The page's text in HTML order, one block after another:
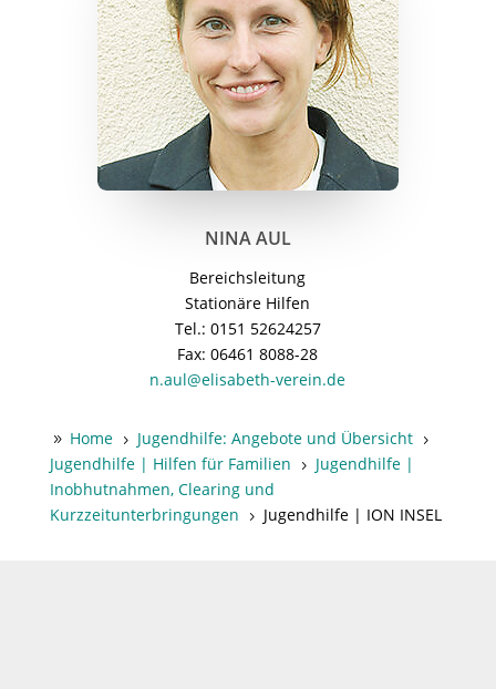
NINA AUL
Bereichsleitung
Stationäre Hilfen
Tel.: 0151 52624257
Fax: 06461 8088-28
n.aul@elisabeth-verein.de
9 Home 5 Jugendhilfe: Angebote und Übersicht 5
Jugendhilfe | Hilfen für Familien 5
Jugendhilfe |
Inobhutnahmen, Clearing und
Kurzzeitunterbringungen
5 Jugendhilfe | ION INSEL